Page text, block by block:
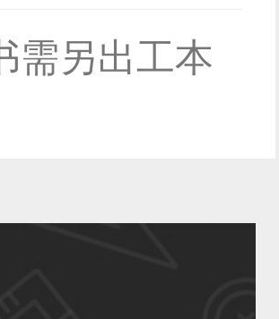
作品已成功
需另出工本